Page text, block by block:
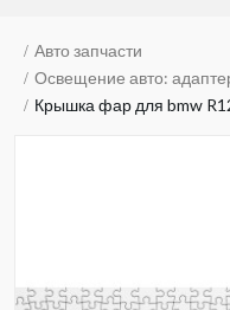
Авто запчасти
Освещение авто:
Крышка фар для bmw